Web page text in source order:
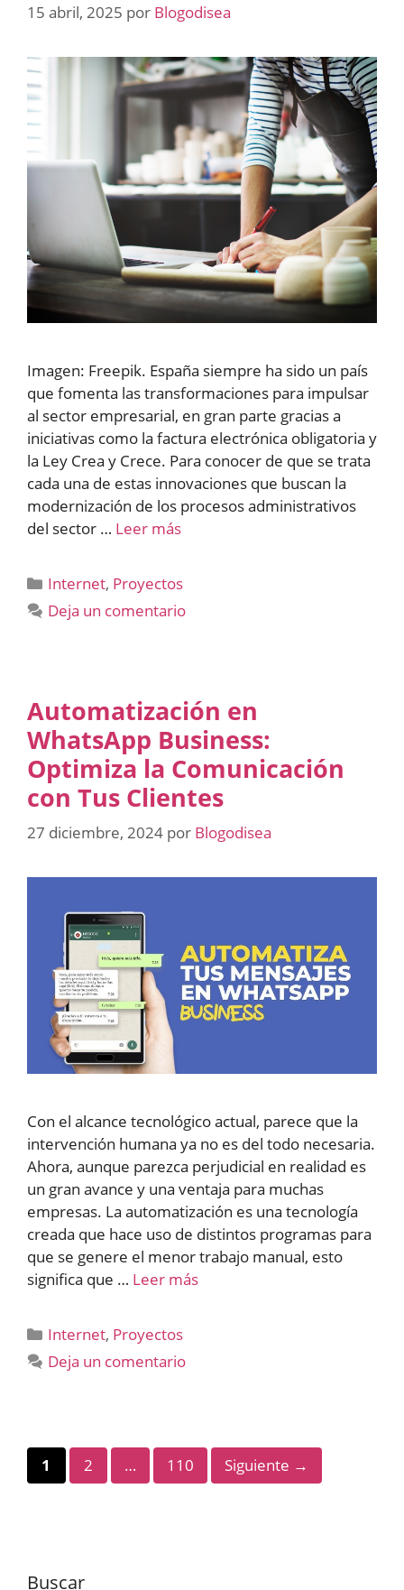
15 abril, 2025 por Blogodisea
Imagen: Freepik. España siempre ha sido un país
que fomenta las transformaciones para impulsar
al sector empresarial, en gran parte gracias a
iniciativas como la factura electrónica obligatoria y
la Ley Crea y Crece. Para conocer de que se trata
cada una de estas innovaciones que buscan la
modernización de los procesos administrativos
del sector … Leer más
Categorías
Internet, Proyectos
Deja un comentario
Automatización en
WhatsApp Business:
Optimiza la Comunicación
con Tus Clientes
27 diciembre, 2024 por Blogodisea
Con el alcance tecnológico actual, parece que la
intervención humana ya no es del todo necesaria.
Ahora, aunque parezca perjudicial en realidad es
un gran avance y una ventaja para muchas
empresas. La automatización es una tecnología
creada que hace uso de distintos programas para
que se genere el menor trabajo manual, esto
significa que … Leer más
Categorías
Internet, Proyectos
Deja un comentario
Página
1 Página
2 … Página
110 Siguiente →
Buscar